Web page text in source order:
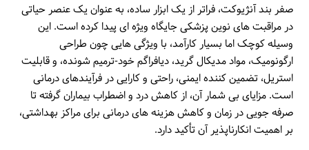
صفر بند آنژیوکت، فراتر از یک ابزار ساده، به عنوان یک عنصر حیاتی
در مراقبت های نوین پزشکی جایگاه ویژه ای پیدا کرده است. این
وسیله کوچک اما بسیار کارآمد، با ویژگی هایی چون طراحی
ارگونومیک، مواد مدیکال گرید، دیافراگم خود-ترمیم شونده، و قابلیت
استریل، تضمین کننده ایمنی، راحتی و کارایی در فرآیندهای درمانی
است. مزایای بی شمار آن، از کاهش درد و اضطراب بیماران گرفته تا
صرفه جویی در زمان و کاهش هزینه های درمانی برای مراکز بهداشتی،
بر اهمیت انکارناپذیر آن تأکید دارد.